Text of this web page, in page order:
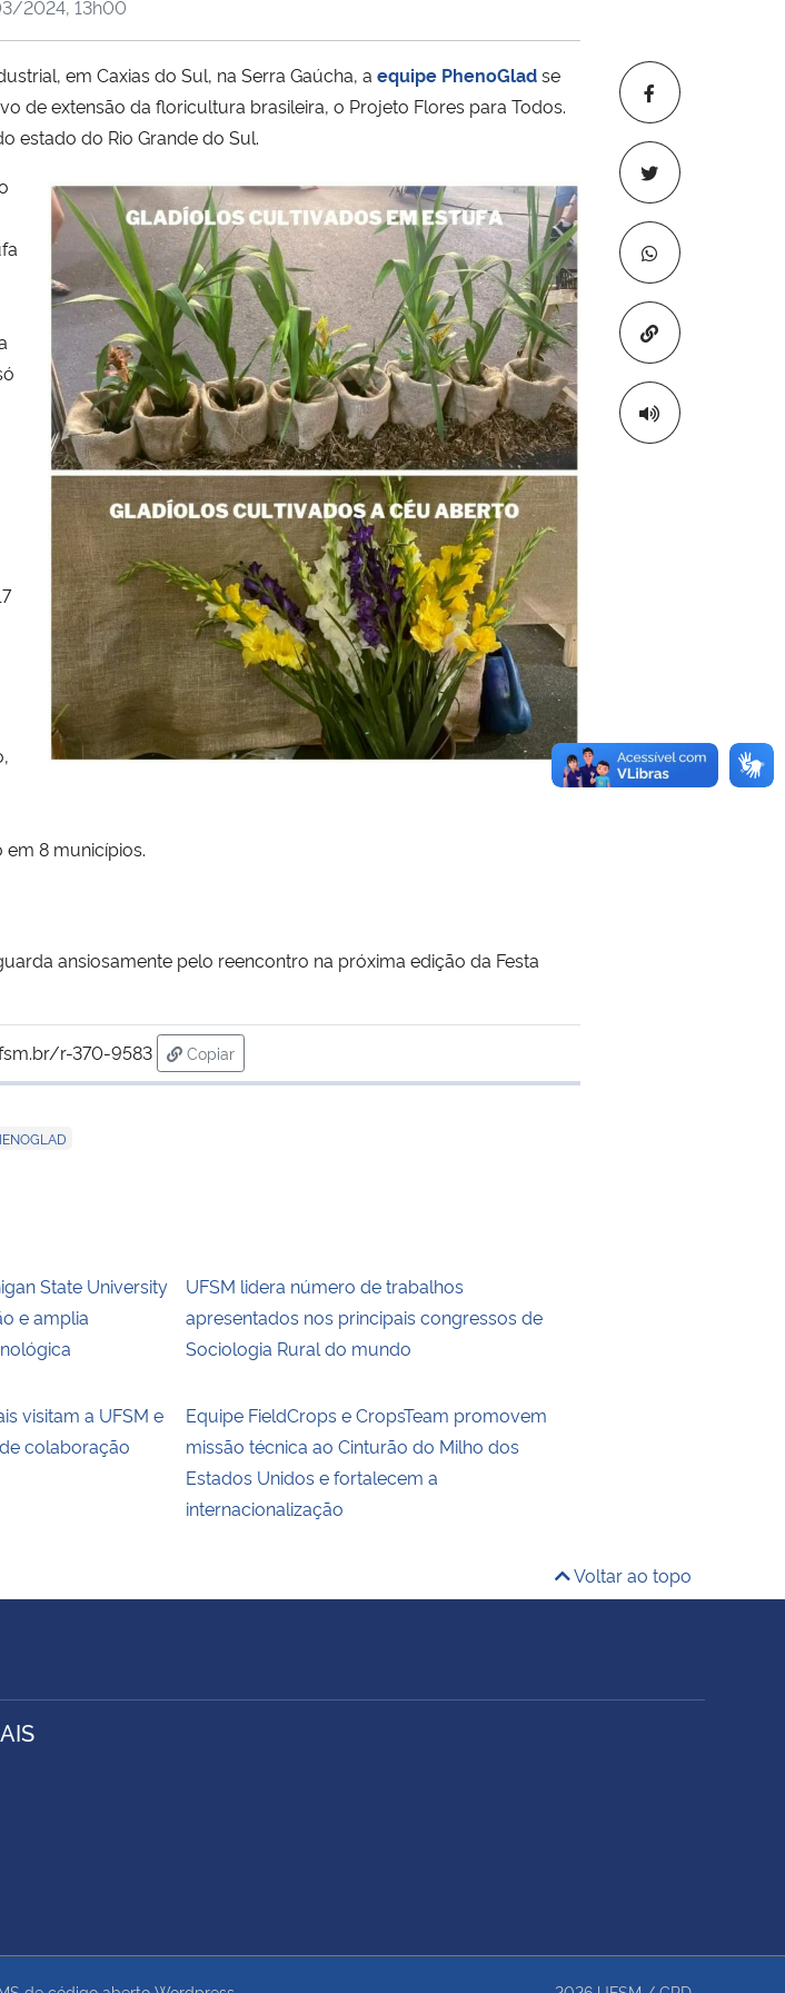
Copiar para
2024, 13h00
em Caxias do Sul, na Serra Gaúcha, a equipe PhenoGladse
extensão da floricultura brasileira, o Projeto Flores para Todos.
estado do Rio Grande do Sul.
8 municípios.
ansiosamente pelo reencontro na próxima edição da Festa
r-370-9583
Copiar
para área de transferência
State University
e amplia
UFSM lidera número de trabalhos
apresentados nos principais congressos de
Sociologia Rural do mundo
visitam a UFSM e
colaboração
Equipe FieldCrops e CropsTeam promovem
missão técnica ao Cinturão do Milho dos
Estados Unidos e fortalecem a
internacionalização
Voltar ao topo